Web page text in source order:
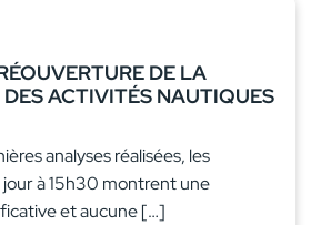
DE LA
ACTIVITÉS NAUTIQUES
analyses réalisées, les
à 15h30 montrent une
et aucune […]